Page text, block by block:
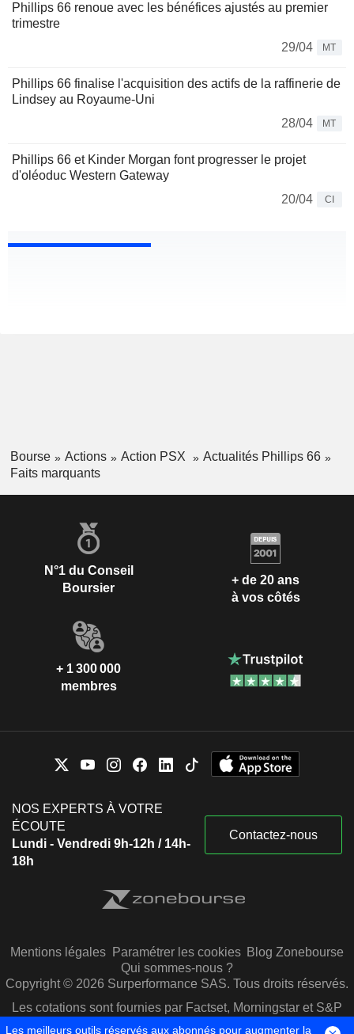
Phillips 66 renoue avec les bénéfices ajustés au premier
trimestre
29/04
MT
Phillips 66 finalise l'acquisition des actifs de la raffinerie de
Lindsey au Royaume-Uni
28/04
MT
Phillips 66 et Kinder Morgan font progresser le projet
d'oléoduc Western Gateway
20/04
CI
Bourse Actions Action PSX
Actualités Phillips 66
Faits marquants
N°1 du Conseil
Boursier
+ de 20 ans
à vos côtés
+ 1 300 000
membres
NOS EXPERTS À VOTRE
ÉCOUTE
Lundi - Vendredi 9h-12h / 14h-
18h
Contactez-nous
Mentions légales Paramétrer les cookies Blog Zonebourse
Qui sommes-nous ?
Copyright © 2026 Surperformance SAS. Tous droits réservés.
Les cotations sont fournies par Factset, Morningstar et S&P
Capital IQ
Les meilleurs outils réservés aux abonnés pour augmenter la